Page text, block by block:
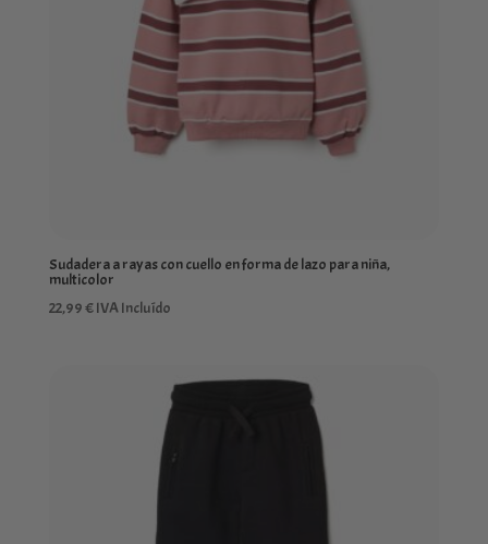
Sudadera a rayas con cuello en forma de lazo para niña,
multicolor
22,99€IVA Incluído